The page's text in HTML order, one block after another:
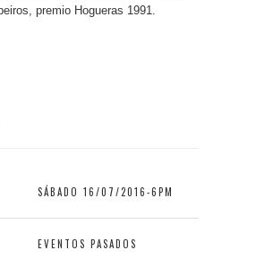
premio Hogueras 1991.
SÁBADO 16/07/2016-6PM
EVENTOS PASADOS